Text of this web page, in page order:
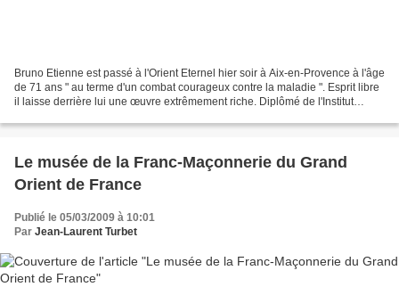
Bruno Etienne est passé à l'Orient Eternel hier soir à Aix-en-Provence à l'âge
de 71 ans " au terme d'un combat courageux contre la maladie ". Esprit libre
il laisse derrière lui une œuvre extrêmement riche. Diplômé de l'Institut
Le musée de la Franc-Maçonnerie du Grand
Orient de France
Publié le 05/03/2009 à 10:01
Par Jean-Laurent Turbet